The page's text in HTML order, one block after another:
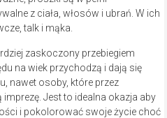
z ciała, włosów i ubrań. W ich
talk i mąka.
zaskoczony przebiegiem
na wiek przychodzą i dają się
nawet osoby, które przez
imprezę. Jest to idealna okazja aby
i pokolorować swoje życie choć